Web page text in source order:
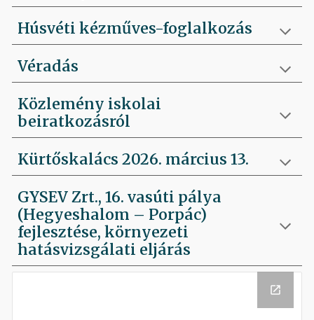
Húsvéti kézműves-foglalkozás
Véradás
Közlemény iskolai
beiratkozásról
Kürtőskalács 2026. március 13.
GYSEV Zrt., 16. vasúti pálya
(Hegyeshalom – Porpác)
fejlesztése, környezeti
hatásvizsgálati eljárás